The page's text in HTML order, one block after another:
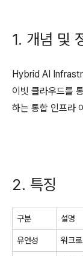
1. 개념 및
Hybrid AI
이빗 클라우드를
하는 통합 인프라
2. 특징
구분 설명
유연성 워크